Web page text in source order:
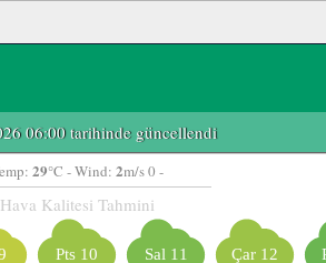
06:00 tarihinde güncellendi
29°C - Wind: 2m/s 0 -
Hava Kalitesi Tahmini
Pts 10 Sal 11 Çar 12